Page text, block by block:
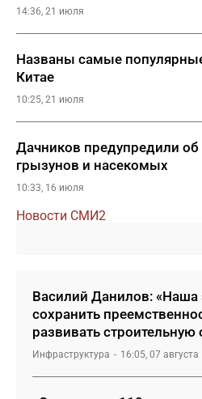
14:36, 21 июля
Названы самые
Китае
10:25, 21 июля
Дачников предупредили
грызунов и насекомых
10:33, 16 июля
Новости СМИ2
Василий Данилов: «Наша
сохранить
развивать строительную
Инфраструктура 16:05, 07 августа